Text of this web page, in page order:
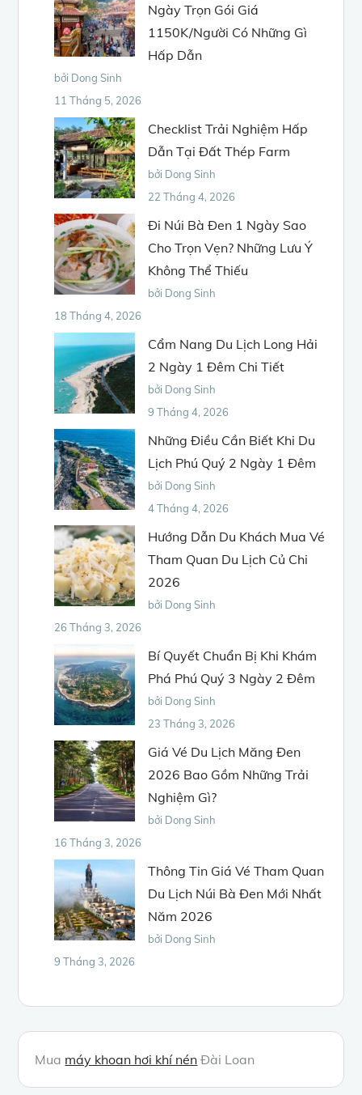
Ngày Trọn Gói Giá
1150K/Người Có Những Gì
Hấp Dẫn
bởi Dong Sinh
11 Tháng 5, 2026
Checklist Trải Nghiệm Hấp
Dẫn Tại Đất Thép Farm
bởi Dong Sinh
22 Tháng 4, 2026
Đi Núi Bà Đen 1 Ngày Sao
Cho Trọn Vẹn? Những Lưu Ý
Không Thể Thiếu
bởi Dong Sinh
18 Tháng 4, 2026
Cẩm Nang Du Lịch Long Hải
2 Ngày 1 Đêm Chi Tiết
bởi Dong Sinh
9 Tháng 4, 2026
Những Điều Cần Biết Khi Du
Lịch Phú Quý 2 Ngày 1 Đêm
bởi Dong Sinh
4 Tháng 4, 2026
Hướng Dẫn Du Khách Mua Vé
Tham Quan Du Lịch Củ Chi
2026
bởi Dong Sinh
26 Tháng 3, 2026
Bí Quyết Chuẩn Bị Khi Khám
Phá Phú Quý 3 Ngày 2 Đêm
bởi Dong Sinh
23 Tháng 3, 2026
Giá Vé Du Lịch Măng Đen
2026 Bao Gồm Những Trải
Nghiệm Gì?
bởi Dong Sinh
16 Tháng 3, 2026
Thông Tin Giá Vé Tham Quan
Du Lịch Núi Bà Đen Mới Nhất
Năm 2026
bởi Dong Sinh
9 Tháng 3, 2026
Mua máy khoan hơi khí nén Đài Loan